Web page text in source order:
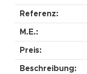
Referenz:
M.E.:
Preis:
Beschreibung: